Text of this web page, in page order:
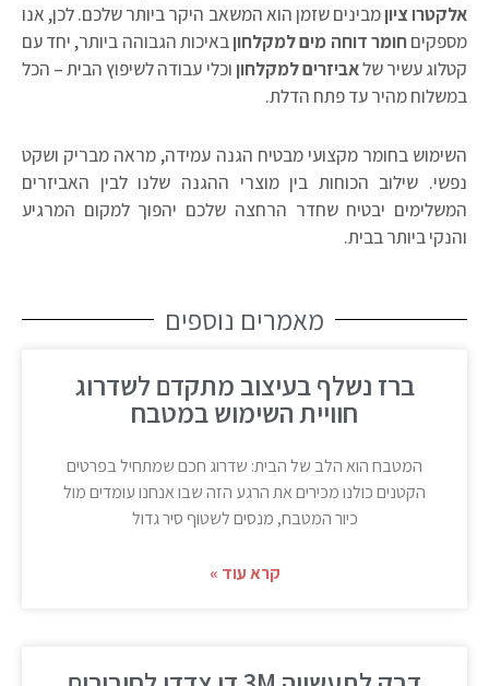
אלקטרו ציוןמבינים שזמן הוא המשאב היקר ביותר שלכם. לכן, אנו
מספקיםחומר דוחה מים למקלחוןבאיכות הגבוהה ביותר, יחד עם
קטלוג עשיר שלאביזרים למקלחון וכלי עבודה לשיפוץ הבית – הכל
במשלוח מהיר עד פתח הדלת.
השימוש בחומר מקצועי מבטיח הגנה עמידה, מראה מבריק ושקט
נפשי. שילוב הכוחות בין מוצרי ההגנה שלנו לבין האביזרים
המשלימים יבטיח שחדר הרחצה שלכם יהפוך למקום המרגיע
והנקי ביותר בבית.
מאמרים נוספים
ברז נשלף בעיצוב מתקדם לשדרוג
חוויית השימוש במטבח
המטבח הוא הלב של הבית: שדרוג חכם שמתחיל בפרטים
הקטנים כולנו מכירים את הרגע הזה שבו אנחנו עומדים מול
כיור המטבח, מנסים לשטוף סיר גדול
קרא עוד »